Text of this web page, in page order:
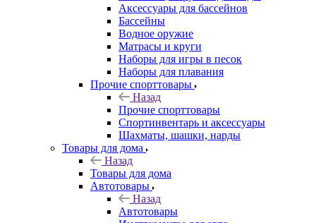
Аксессуары для бассейнов
Бассейны
Водное оружие
Матрасы и круги
Наборы для игры в песок
Наборы для плавания
Прочие спорттовары
Назад
Прочие спорттовары
Спортинвентарь и аксессуары
Шахматы, шашки, нарды
Товары для дома
Назад
Товары для дома
Автотовары
Назад
Автотовары